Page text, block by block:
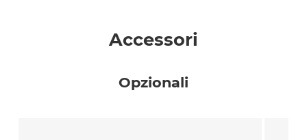
Accessori
Opzionali